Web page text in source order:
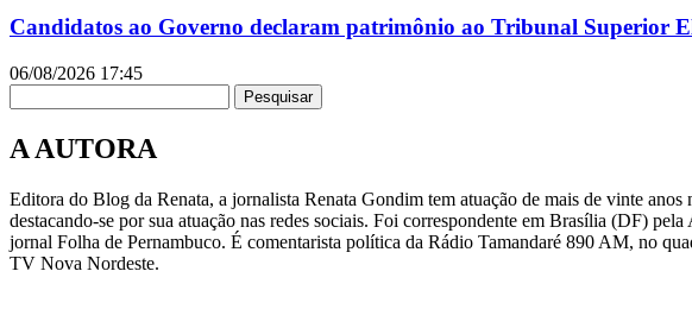
Candidatos ao Governo declaram patrimônio ao Tribunal Superior
06/08/2026 17:45
Pesquisar
A AUTORA
Editora do Blog da Renata, a jornalista Renata Gondim tem atuação de mais de vinte
destacando-se por sua atuação nas redes sociais. Foi correspondente em Brasília (DF)
jornal Folha de Pernambuco. É comentarista política da Rádio Tamandaré 890 AM, no
TV Nova Nordeste.